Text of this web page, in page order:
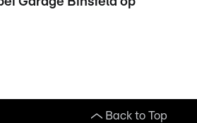
Back to Top